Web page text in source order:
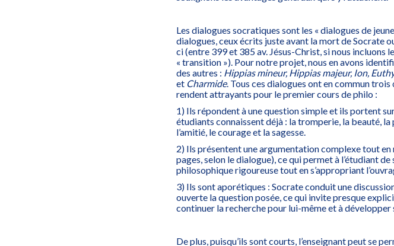
Les dialogues socratiques sont les « dialogues de
dialogues, ceux écrits juste avant la mort de Socrate
ci (entre 399 et 385 av. Jésus-Christ, si nous incluons
« transition »). Pour notre projet, nous en avons
des autres : Hippias mineur, Hippias majeur, Ion,
et Charmide. Tous ces dialogues ont en commun trois
rendent attrayants pour le premier cours de philo :
1) Ils répondent à une question simple et ils portent
étudiants connaissent déjà : la tromperie, la beauté, la
l’amitié, le courage et la sagesse.
2) Ils présentent une argumentation complexe tout
pages, selon le dialogue), ce qui permet à l’étudiant de
philosophique rigoureuse tout en s’appropriant
3) Ils sont aporétiques : Socrate conduit une
ouverte la question posée, ce qui invite presque
continuer la recherche pour lui-même et à
De plus, puisqu’ils sont courts, l’enseignant peut se